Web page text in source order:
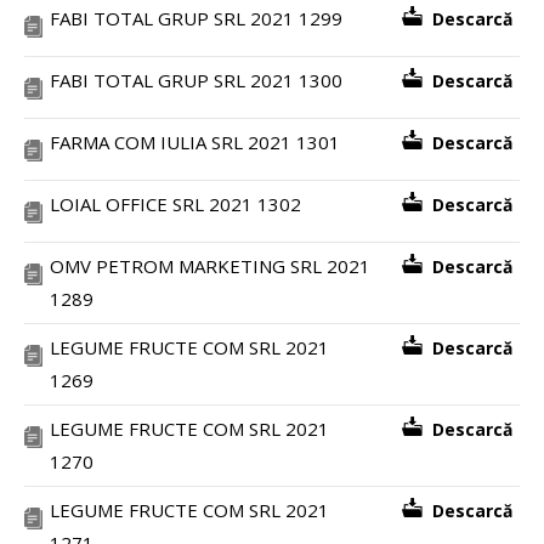
FABI TOTAL GRUP SRL 2021 1299 Descarcă
FABI TOTAL GRUP SRL 2021 1300 Descarcă
FARMA COM IULIA SRL 2021 1301 Descarcă
LOIAL OFFICE SRL 2021 1302 Descarcă
OMV PETROM MARKETING SRL 2021
1289
Descarcă
LEGUME FRUCTE COM SRL 2021
1269
Descarcă
LEGUME FRUCTE COM SRL 2021
1270
Descarcă
LEGUME FRUCTE COM SRL 2021
Descarcă